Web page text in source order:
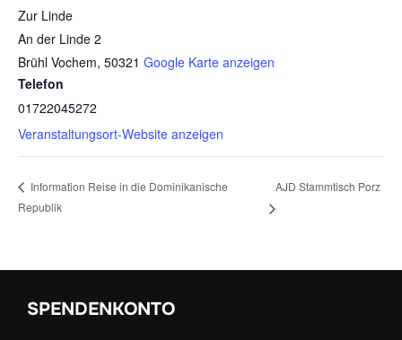
Zur Linde
An der Linde 2
Brühl Vochem, 50321 Google Karte anzeigen
Telefon
01722045272
Veranstaltungsort-Website anzeigen
Information Reise in die Dominikanische
Republik
AJD Stammtisch Porz
SPENDENKONTO